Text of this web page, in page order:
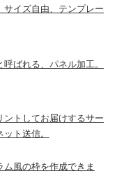
サイズ自由、テンプレー
ばれる、パネル加工。
ントしてお届けするサー
ト送信。
風の枠を作成できま